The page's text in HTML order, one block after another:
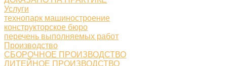
Услуги
технопарк машиностроение
конструкторское бюро
перечень выполняемых работ
Производство
СБОРОЧНОЕ ПРОИЗВОДСТВО
ЛИТЕЙНОЕ ПРОИЗВОДСТВО